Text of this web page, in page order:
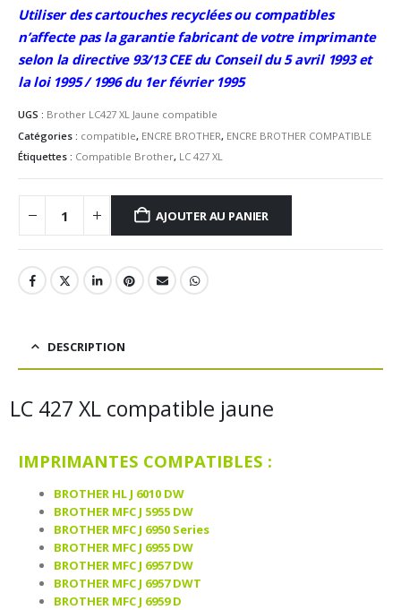
Utiliser des cartouches recyclées ou compatibles
n’affecte pas la garantie fabricant de votre imprimante
selon la directive 93/13 CEE du Conseil du 5 avril 1993 et
la loi 1995 / 1996 du 1er février 1995
UGS : Brother LC427 XL Jaune compatible
Catégories : compatible, ENCRE BROTHER, ENCRE BROTHER COMPATIBLE
Étiquettes : Compatible Brother, LC 427 XL
AJOUTER AU PANIER
DESCRIPTION
LC 427 XL compatible jaune
IMPRIMANTES COMPATIBLES :
BROTHER HL J 6010 DW
BROTHER MFC J 5955 DW
BROTHER MFC J 6950 Series
BROTHER MFC J 6955 DW
BROTHER MFC J 6957 DW
BROTHER MFC J 6957 DWT
BROTHER MFC J 6959 D